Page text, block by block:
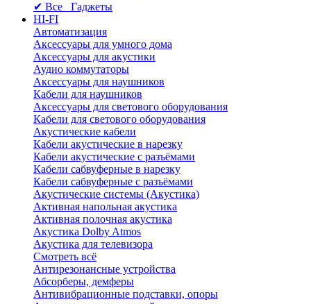
✔ Все Гаджеты
HI-FI
Автоматизация
Аксессуары для умного дома
Аксессуары для акустики
Аудио коммутаторы
Аксессуары для наушников
Кабели для наушников
Аксессуары для светового оборудования
Кабели для светового оборудования
Акустические кабели
Кабели акустические в нарезку
Кабели акустические с разъёмами
Кабели сабвуферные в нарезку
Кабели сабвуферные с разъёмами
Акустические системы (Акустика)
Активная напольная акустика
Активная полочная акустика
Акустика Dolby Atmos
Акустика для телевизора
Смотреть всё
Антирезонансные устройства
Абсорберы, демферы
Антивибрационные подставки, опоры